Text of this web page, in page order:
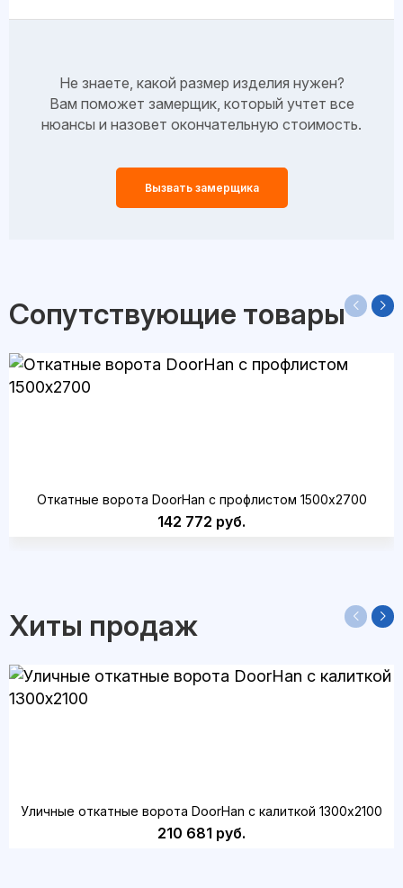
Не знаете, какой размер изделия нужен?
Вам поможет замерщик, который учтет все
нюансы и назовет окончательную стоимость.
Вызвать замерщика
Сопутствующие товары
Откатные ворота DoorHan с профлистом 1500x2700
142 772 руб.
Хиты продаж
Уличные откатные ворота DoorHan с калиткой 1300х2100
210 681 руб.